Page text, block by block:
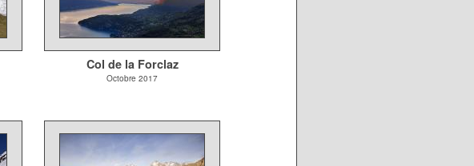
Col de la Forclaz
Octobre 2017